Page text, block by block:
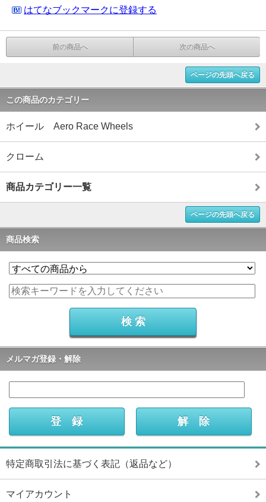
はてなブックマークに登録する
前の商品へ 次の商品へ
ページの先頭へ戻る
この商品のカテゴリー
ホイール Aero Race Wheels
クローム
商品カテゴリー一覧
ページの先頭へ戻る
商品検索
メルマガ登録・解除
特定商取引法に基づく表記（返品など）
マイアカウント